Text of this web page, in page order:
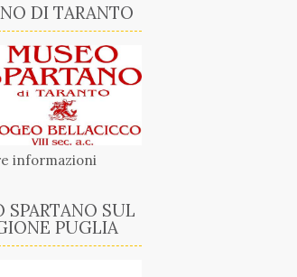
DI TARANTO
informazioni
SUL
PUGLIA